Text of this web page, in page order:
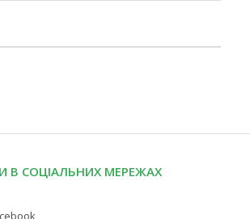
В СОЦІАЛЬНИХ МЕРЕЖАХ